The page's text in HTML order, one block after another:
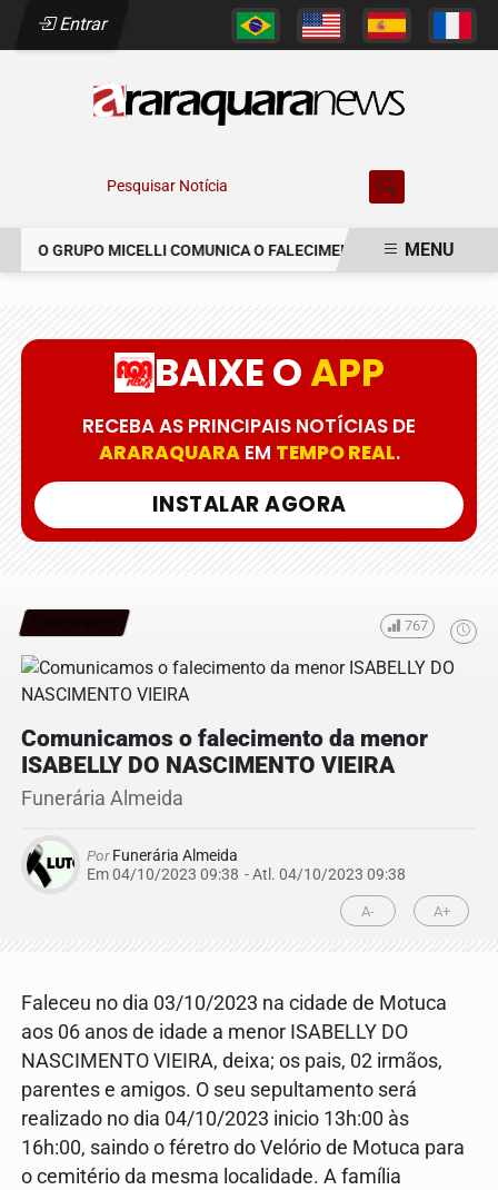
Entrar
Pesquisar Notícia
O GRUPO MICELLI COMUNICA O FALECIMENTO DO SR. MARCELO
MENU
BAIXE OAPP
RECEBA AS PRINCIPAIS NOTÍCIAS DE
ARARAQUARAEM TEMPO REAL.
INSTALAR AGORA
767
Comunicamos o falecimento da menor
ISABELLY DO NASCIMENTO VIEIRA
Funerária Almeida
PorFunerária Almeida
Em 04/10/2023 09:38 - Atl. 04/10/2023 09:38
A- A+
Faleceu no dia 03/10/2023 na cidade de Motuca
aos 06 anos de idade a menor ISABELLY DO
NASCIMENTO VIEIRA, deixa; os pais, 02 irmãos,
parentes e amigos. O seu sepultamento será
realizado no dia 04/10/2023 inicio 13h:00 às
16h:00, saindo o féretro do Velório de Motuca para
o cemitério da mesma localidade. A família